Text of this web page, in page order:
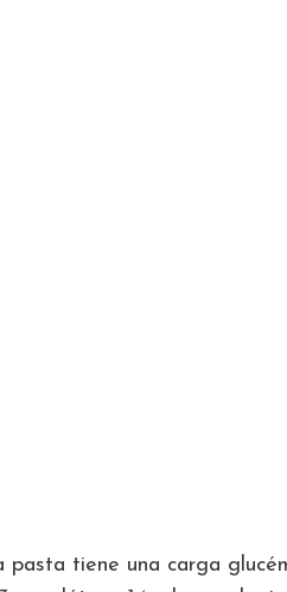
tiene una carga